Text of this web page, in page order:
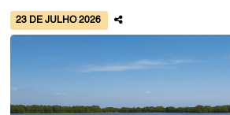
23 DE JULHO 2026